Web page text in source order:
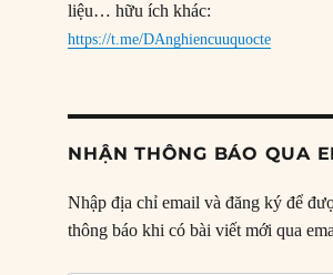
liệu… hữu ích khác:
https://t.me/DAnghiencuuquocte
NHẬN THÔNG BÁO QUA
Nhập địa chỉ email và đăng ký để
thông báo khi có bài viết mới qua